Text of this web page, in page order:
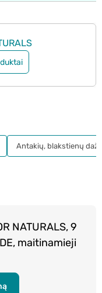
NATURALS, 9
maitinamieji
Antakių, blakstienų